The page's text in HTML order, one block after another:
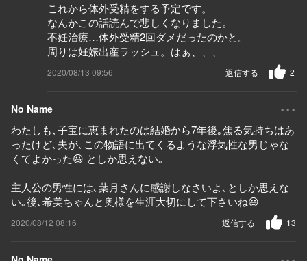
これから体外受精をする予定です。
なんかこの話読んで悲しくなりました。
不妊治療…体外受精2回ダメだったのかと。
周りは妊娠出産ラッシュ。はぁ、、、
2020/08/13 09:56 2
返信する
No Name ...
わたしも､子宝に恵まれたのは結婚から7年後｡焦る気持ちはあ
ったけど､夫が､この物語に出てくるような浮気性な男じゃな
くてよかった😃 としか思えない｡
主人公の男性には､葉月さんに感謝しなさいよ､としか思えな
い｡後､希美ちゃんと奥様を生涯大切にして下さいね😃
2020/08/12 08:16 13
返信する
...